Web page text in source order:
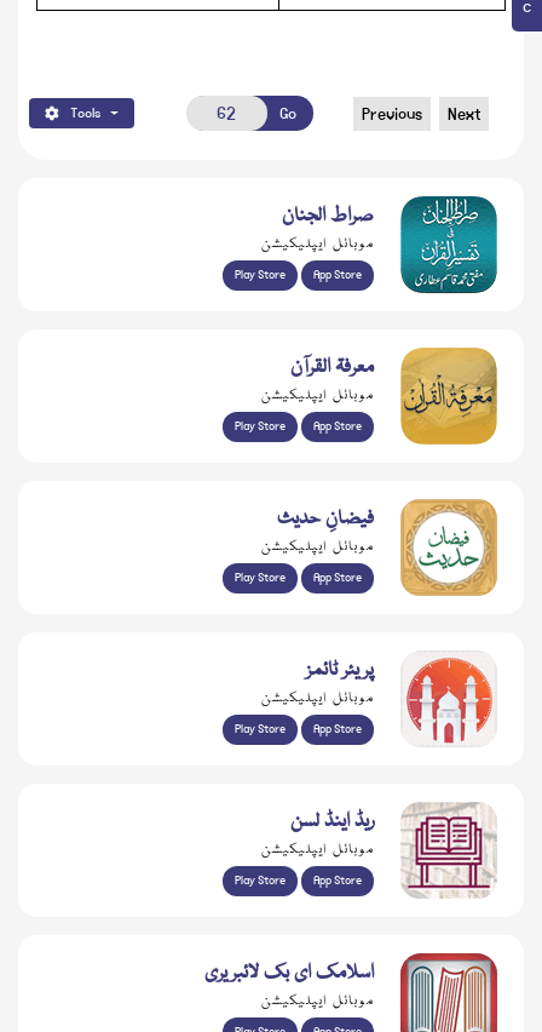
Tools Go Previous Next
صراط الجنان
موبائل ایپلیکیشن
Play Store App Store
معرفۃ القرآن
موبائل ایپلیکیشن
Play Store App Store
فیضانِ حدیث
موبائل ایپلیکیشن
Play Store App Store
پریئر ٹائمز
موبائل ایپلیکیشن
Play Store App Store
ریڈ اینڈ لسن
موبائل ایپلیکیشن
Play Store App Store
اسلامک ای بک لائبریری
موبائل ایپلیکیشن